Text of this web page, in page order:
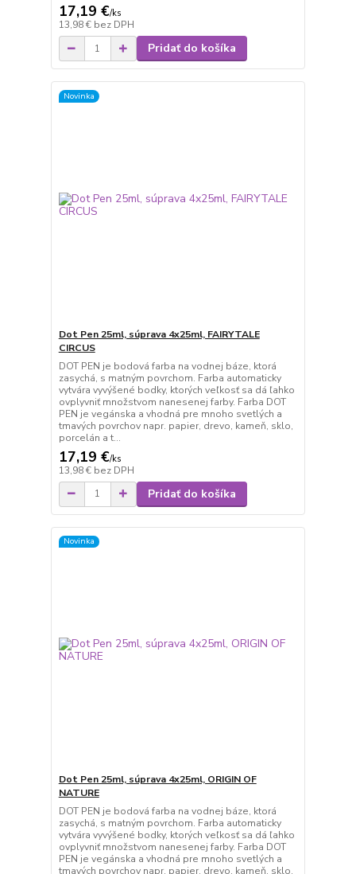
17,19 €/ks
13,98 € bez DPH
Pridať do košíka
Novinka
Dot Pen 25ml, súprava 4x25ml, FAIRYTALE
CIRCUS
DOT PEN je bodová farba na vodnej báze, ktorá
zasychá, s matným povrchom. Farba automaticky
vytvára vyvýšené bodky, ktorých veľkosť sa dá ľahko
ovplyvniť množstvom nanesenej farby. Farba DOT
PEN je vegánska a vhodná pre mnoho svetlých a
tmavých povrchov napr. papier, drevo, kameň, sklo,
porcelán a t...
17,19 €/ks
13,98 € bez DPH
Pridať do košíka
Novinka
Dot Pen 25ml, súprava 4x25ml, ORIGIN OF
NATURE
DOT PEN je bodová farba na vodnej báze, ktorá
zasychá, s matným povrchom. Farba automaticky
vytvára vyvýšené bodky, ktorých veľkosť sa dá ľahko
ovplyvniť množstvom nanesenej farby. Farba DOT
PEN je vegánska a vhodná pre mnoho svetlých a
tmavých povrchov napr. papier, drevo, kameň, sklo,